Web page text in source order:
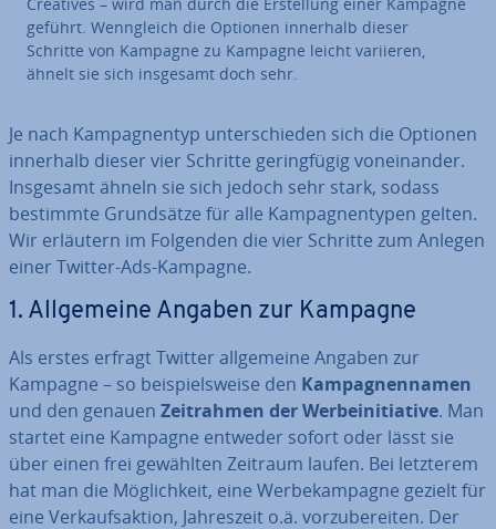
geführt. Wenn­gleich die Optionen innerhalb dieser
Schritte von Kampagne zu Kampagne leicht variieren,
ähnelt sie sich insgesamt doch sehr.
Je nach Kam­pagn­en­typ un­ter­schie­den sich die Optionen
innerhalb dieser vier Schritte ge­ring­fü­gig von­ein­an­der.
Insgesamt ähneln sie sich jedoch sehr stark, sodass
bestimmte Grund­sät­ze für alle Kam­pagn­en­ty­pen gelten.
Wir erläutern im Folgenden die vier Schritte zum Anlegen
einer Twitter-Ads-Kampagne.
1. All­ge­mei­ne Angaben zur Kampagne
Als erstes erfragt Twitter all­ge­mei­ne Angaben zur
Kampagne – so bei­spiels­wei­se den Kam­pa­gnen­na­men
und den genauen Zeit­rah­men der Wer­be­initia­ti­ve. Man
startet eine Kampagne entweder sofort oder lässt sie
über einen frei gewählten Zeitraum laufen. Bei letzterem
hat man die Mög­lich­keit, eine Wer­be­kam­pa­gne gezielt für
eine Ver­kaufs­ak­ti­on, Jah­res­zeit o.ä. vor­zu­be­rei­ten. Der